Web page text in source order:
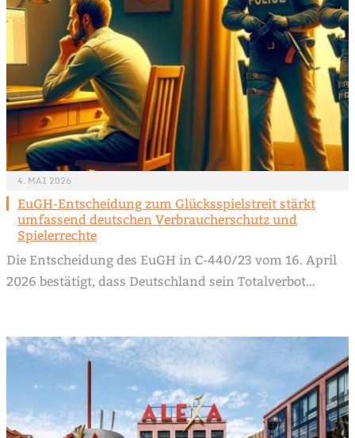
4. MAI 2026
EuGH-Entscheidung zum Glücksspielstreit stärkt
umfassend deutschen Verbraucherschutz und
Spielerrechte
Die Entscheidung des EuGH in C-440/23 vom 16. April
2026 bestätigt, dass Deutschland sein Totalverbot…